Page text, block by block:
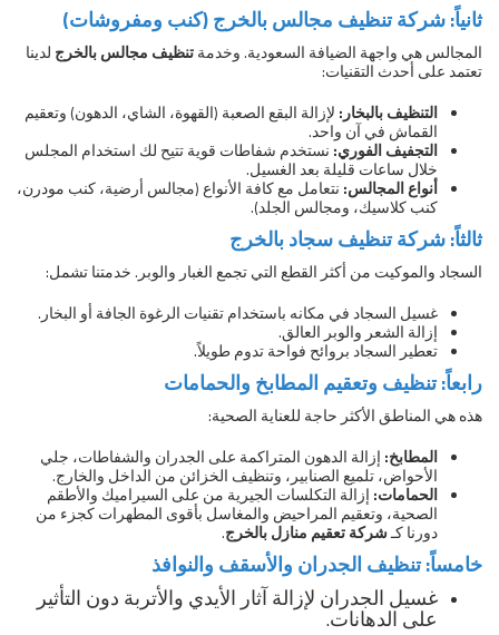
ثانياً: شركة تنظيف مجالس بالخرج (كنب ومفروشات)
المجالس هي واجهة الضيافة السعودية. وخدمةتنظيف مجالس بالخرج لدينا
تعتمد على أحدث التقنيات:
التنظيف بالبخار: لإزالة البقع الصعبة (القهوة، الشاي، الدهون) وتعقيم
القماش في آن واحد.
التجفيف الفوري:نستخدم شفاطات قوية تتيح لك استخدام المجلس
خلال ساعات قليلة بعد الغسيل.
أنواع المجالس: نتعامل مع كافة الأنواع (مجالس أرضية، كنب مودرن،
كنب كلاسيك، ومجالس الجلد).
ثالثاً: شركة تنظيف سجاد بالخرج
السجاد والموكيت من أكثر القطع التي تجمع الغبار والوبر. خدمتنا تشمل:
غسيل السجاد في مكانه باستخدام تقنيات الرغوة الجافة أو البخار.
إزالة الشعر والوبر العالق.
تعطير السجاد بروائح فواحة تدوم طويلاً.
رابعاً: تنظيف وتعقيم المطابخ والحمامات
هذه هي المناطق الأكثر حاجة للعناية الصحية:
المطابخ: إزالة الدهون المتراكمة على الجدران والشفاطات، جلي
الأحواض، تلميع الصنابير، وتنظيف الخزائن من الداخل والخارج.
الحمامات: إزالة التكلسات الجيرية من على السيراميك والأطقم
الصحية، وتعقيم المراحيض والمغاسل بأقوى المطهرات كجزء من
دورنا كـشركة تعقيم منازل بالخرج.
خامساً: تنظيف الجدران والأسقف والنوافذ
غسيل الجدران لإزالة آثار الأيدي والأتربة دون التأثير
على الدهانات.